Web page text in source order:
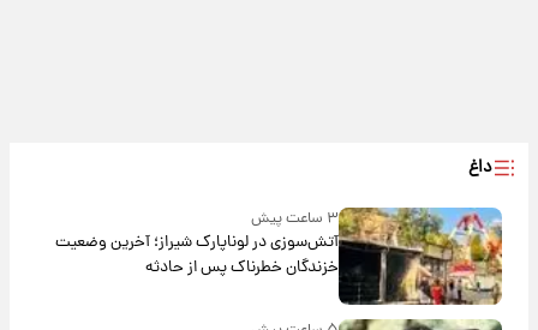
داغ
۳ ساعت پیش
آتش‌سوزی در لوناپارک شیراز؛ آخرین وضعیت
خزندگان خطرناک پس از حادثه